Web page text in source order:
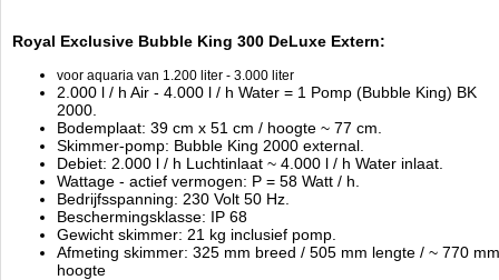
Royal Exclusive Bubble King 300 DeLuxe Extern:
voor aquaria van 1.200 liter - 3.000 liter
2.000 l / h Air - 4.000 l / h Water = 1 Pomp (Bubble King) BK
2000.
Bodemplaat: 39 cm x 51 cm / hoogte ~ 77 cm.
Skimmer-pomp: Bubble King 2000 external.
Debiet: 2.000 l / h Luchtinlaat ~ 4.000 l / h Water inlaat.
Wattage - actief vermogen: P = 58 Watt / h.
Bedrijfsspanning: 230 Volt 50 Hz.
Beschermingsklasse: IP 68
Gewicht skimmer: 21 kg inclusief pomp.
Afmeting skimmer: 325 mm breed / 505 mm lengte / ~ 770 mm
hoogte